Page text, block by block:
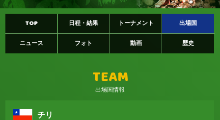
TOP 日程・結果 トーナメント 出場国
ニュース フォト 動画 歴史
TEAM
出場国情報
チリ